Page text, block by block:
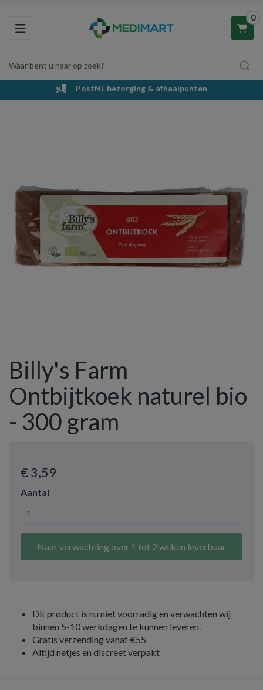
Toggle navigation
Waar bent u naar op zoek?
0
Winkelwagen
PostNL bezorging & afhaalpunten
Billy's Farm
Ontbijtkoek naturel bio
- 300 gram
€ 3,59
Aantal
Naar verwachting over 1 tot 2 weken leverbaar
Dit product is nu niet voorradig en verwachten wij
binnen 5-10 werkdagen te kunnen leveren.
Gratis verzending vanaf €55
Altijd netjes en discreet verpakt